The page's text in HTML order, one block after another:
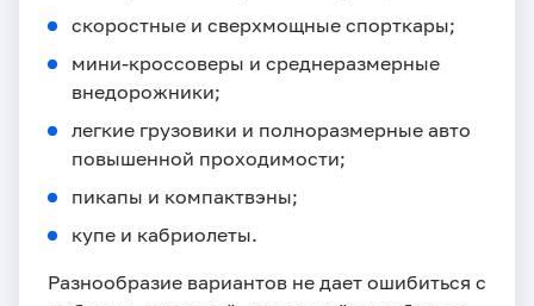
скоростные и сверхмощные спорткары;
мини-кроссоверы и среднеразмерные
внедорожники;
легкие грузовики и полноразмерные авто
повышенной проходимости;
пикапы и компактвэны;
купе и кабриолеты.
Разнообразие вариантов не дает ошибиться с